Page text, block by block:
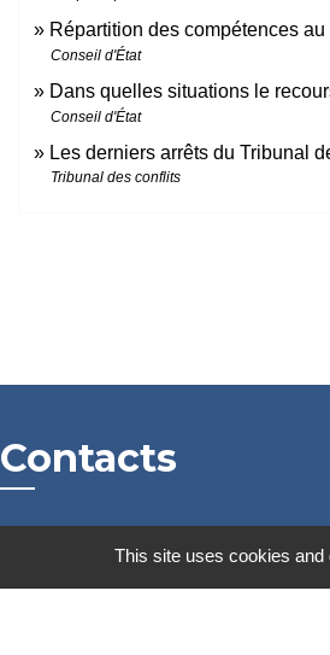
Répartition des compétences
Conseil d'État
Dans quelles situations le
Conseil d'État
Les derniers arrêts du Tribunal
Tribunal des conflits
Contacts
This site uses cookies